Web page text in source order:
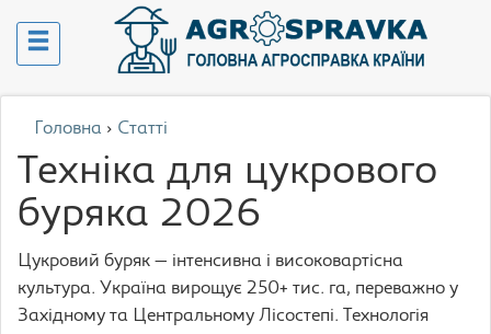
Головна › Статті
Техніка для цукрового
буряка 2026
Цукровий буряк — інтенсивна і високовартісна
культура. Україна вирощує 250+ тис. га, переважно у
Західному та Центральному Лісостепі. Технологія